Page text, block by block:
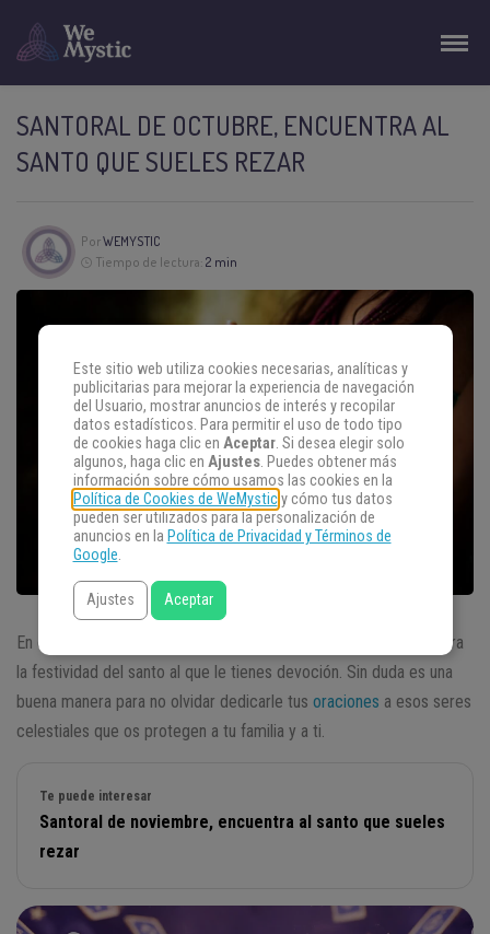
SANTORAL DE OCTUBRE, ENCUENTRA AL
SANTO QUE SUELES REZAR
PorWEMYSTIC
Tiempo de lectura: 2 min
En el
puedes hallar el día en que se celebra
la festividad del santo al que le tienes devoción. Sin duda es una
buena manera para no olvidar dedicarle tus oraciones a esos seres
celestiales que os protegen a tu familia y a ti.
Te puede interesar
Santoral de noviembre, encuentra al santo que sueles
rezar
Este sitio web utiliza cookies necesarias, analíticas y
publicitarias para mejorar la experiencia de navegación
del Usuario, mostrar anuncios de interés y recopilar
datos estadísticos. Para permitir el uso de todo tipo
de cookies haga clic en Aceptar. Si desea elegir solo
algunos, haga clic en Ajustes. Puedes obtener más
información sobre cómo usamos las cookies en la
Política de Cookies de WeMysticy cómo tus datos
pueden ser utilizados para la personalización de
anuncios en la Política de Privacidad y Términos de
Google.
Ajustes Aceptar